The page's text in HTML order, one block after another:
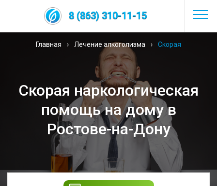
8 (863) 310-11-15
Главная › Лечение алкоголизма › Скорая
наркологическая помощь
Скорая наркологическая
помощь на дому в
Ростове-на-Дону